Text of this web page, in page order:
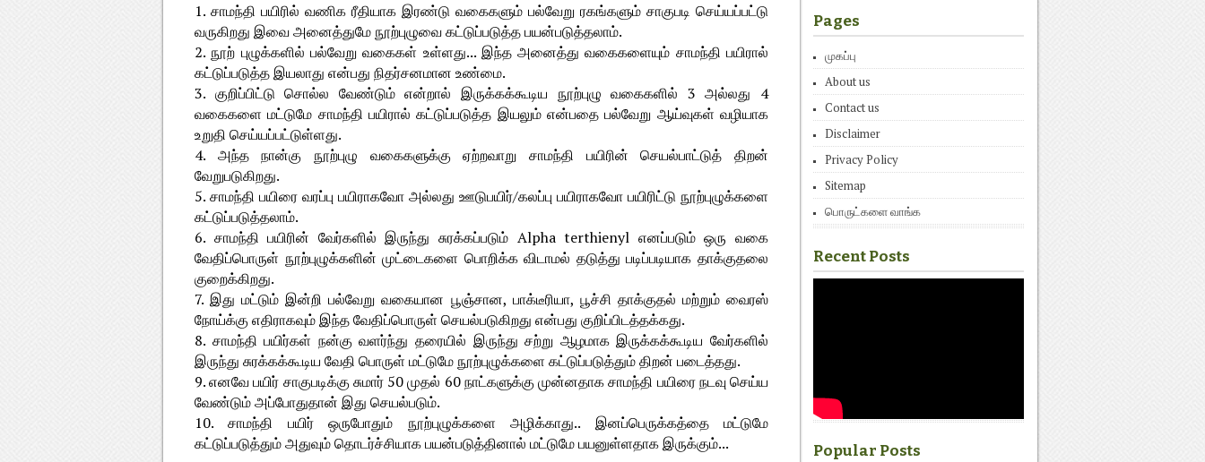
1. சாமந்தி பயிரில் வணிக ரீதியாக இரண்டு வகைகளும் பல்வேறு ரகங்களும் சாகுபடி செய்யப்பட்டு
வருகிறது இவை அனைத்துமே நூற்புழுவை கட்டுப்படுத்த பயன்படுத்தலாம்.
2. நூற் புழுக்களில் பல்வேறு வகைகள் உள்ளது... இந்த அனைத்து வகைகளையும் சாமந்தி பயிரால்
கட்டுப்படுத்த இயலாது என்பது நிதர்சனமான உண்மை.
3. குறிப்பிட்டு சொல்ல வேண்டும் என்றால் இருக்கக்கூடிய நூற்புழு வகைகளில் 3 அல்லது 4
வகைகளை மட்டுமே சாமந்தி பயிரால் கட்டுப்படுத்த இயலும் என்பதை பல்வேறு ஆய்வுகள் வழியாக
உறுதி செய்யப்பட்டுள்ளது.
4. அந்த நான்கு நூற்புழு வகைகளுக்கு ஏற்றவாறு சாமந்தி பயிரின் செயல்பாட்டுத் திறன்
வேறுபடுகிறது.
5. சாமந்தி பயிரை வரப்பு பயிராகவோ அல்லது ஊடுபயிர்/கலப்பு பயிராகவோ பயிரிட்டு நூற்புழுக்களை
கட்டுப்படுத்தலாம்.
6. சாமந்தி பயிரின் வேர்களில் இருந்து சுரக்கப்படும் Alpha terthienyl எனப்படும் ஒரு வகை
வேதிப்பொருள் நூற்புழுக்களின் முட்டைகளை பொறிக்க விடாமல் தடுத்து படிப்படியாக தாக்குதலை
குறைக்கிறது.
7. இது மட்டும் இன்றி பல்வேறு வகையான பூஞ்சான, பாக்டீரியா, பூச்சி தாக்குதல் மற்றும் வைரஸ்
நோய்க்கு எதிராகவும் இந்த வேதிப்பொருள் செயல்படுகிறது என்பது குறிப்பிடத்தக்கது.
8. சாமந்தி பயிர்கள் நன்கு வளர்ந்து தரையில் இருந்து சற்று ஆழமாக இருக்கக்கூடிய வேர்களில்
இருந்து சுரக்கக்கூடிய வேதி பொருள் மட்டுமே நூற்புழுக்களை கட்டுப்படுத்தும் திறன் படைத்தது.
9. எனவே பயிர் சாகுபடிக்கு சுமார் 50 முதல் 60 நாட்களுக்கு முன்னதாக சாமந்தி பயிரை நடவு செய்ய
வேண்டும் அப்போதுதான் இது செயல்படும்.
10. சாமந்தி பயிர் ஒருபோதும் நூற்புழுக்களை அழிக்காது.. இனப்பெருக்கத்தை மட்டுமே
கட்டுப்படுத்தும் அதுவும் தொடர்ச்சியாக பயன்படுத்தினால் மட்டுமே பயனுள்ளதாக இருக்கும்...
Pages
முகப்பு
About us
Contact us
Disclaimer
Privacy Policy
Sitemap
பொருட்களை வாங்க
Recent Posts
Popular Posts